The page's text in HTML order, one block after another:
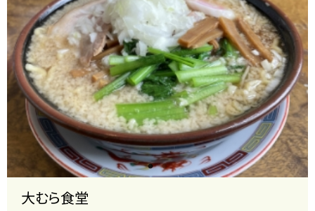
大むら食堂